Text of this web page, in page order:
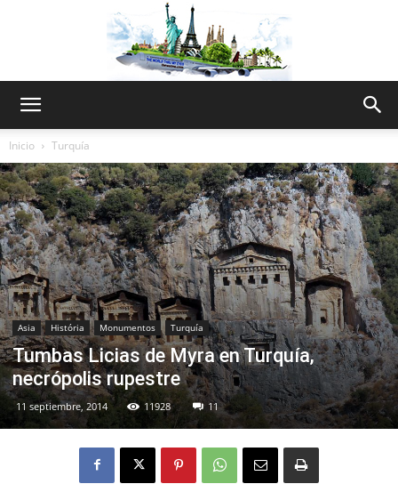
World
Thru
My
Inicio Turquía
Asia História Monumentos Turquía
Tumbas Licias de Myra en Turquía,
necrópolis rupestre
11 septiembre, 2014 11928 11